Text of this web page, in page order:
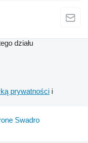
działu
prywatności i
Swadro